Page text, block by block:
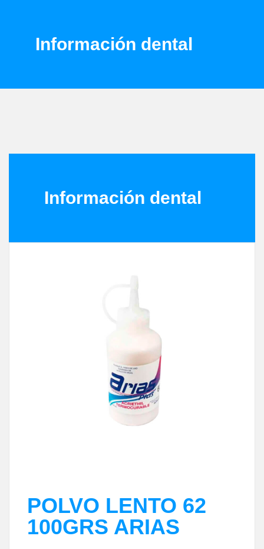
Información dental
Información dental
POLVO LENTO 62
100GRS ARIAS